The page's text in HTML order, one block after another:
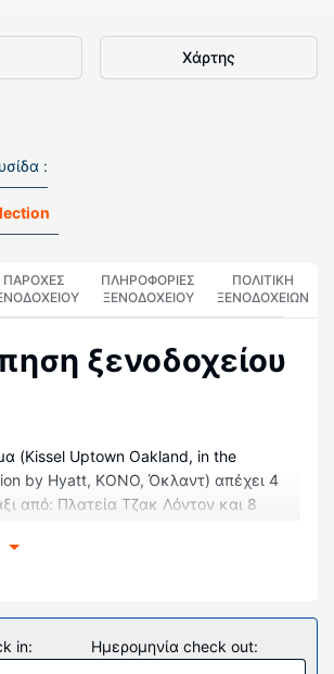
Χάρτης
:
ΠΑΡΟΧΕΣ
ΠΛΗΡΟΦΟΡΊΕΣ
ΞΕΝΟΔΟΧΕΊΟΥ
ΠΟΛΙΤΙΚΗ
ΞΕΝΟΔΟΧΕΊΩΝ
ξενοδοχείου
(Kissel Uptown Oakland, in the
by Hyatt, ΚΟΝΟ, Όκλαντ) απέχει 4
από: Πλατεία Τζακ Λόντον και 8
απέχει 7,3 χλμ. από: Κόλπος του Σαν
σας σε ένα από τα 168
in: Ημερομηνία check out: